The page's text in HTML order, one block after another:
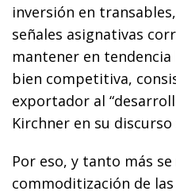
inversión en
señales asignativas
mantener en
bien competitiva,
exportador al
Kirchner en su discurso
Por eso, y tanto más
commoditización de